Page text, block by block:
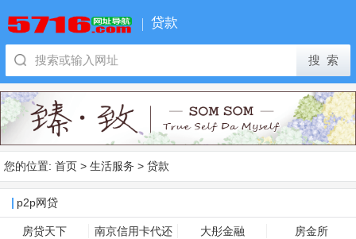
贷款
您的位置: 首页 > 生活服务 > 贷款
p2p网贷
房贷天下 南京信用卡代还 大彤金融 房金所